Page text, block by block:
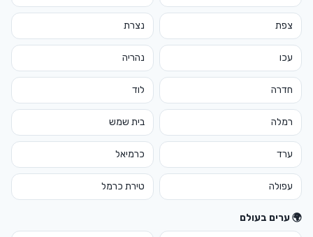
צפת נצרת
עכו נהריה
חדרה לוד
רמלה בית שמש
ערד כרמיאל
עפולה טירת כרמל
🌍 ערים בעולם